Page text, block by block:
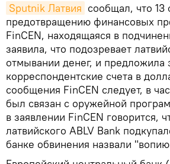
Sputnik Латвия сообщал, что 13
предотвращению финансовых
FinCEN, находящаяся в
заявила, что подозревает
отмывании денег, и предложила
корреспондентские счета в
сообщения FinCEN следует, в
был связан с оружейной
в заявлении FinCEN говорится,
латвийского ABLV Bank
банке обвинения назвали